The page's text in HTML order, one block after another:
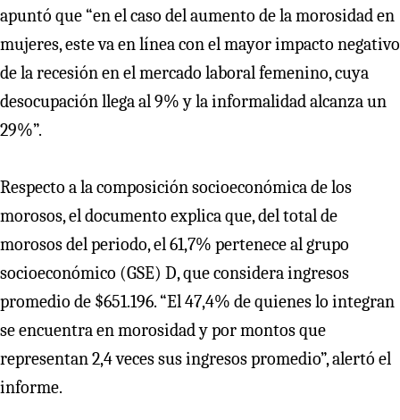
apuntó que “en el caso del aumento de la morosidad en
mujeres, este va en línea con el mayor impacto negativo
de la recesión en el mercado laboral femenino, cuya
desocupación llega al 9% y la informalidad alcanza un
29%”.
Respecto a la composición socioeconómica de los
morosos, el documento explica que, del total de
morosos del periodo, el 61,7% pertenece al grupo
socioeconómico (GSE) D, que considera ingresos
promedio de $651.196. “El 47,4% de quienes lo integran
se encuentra en morosidad y por montos que
representan 2,4 veces sus ingresos promedio”, alertó el
informe.